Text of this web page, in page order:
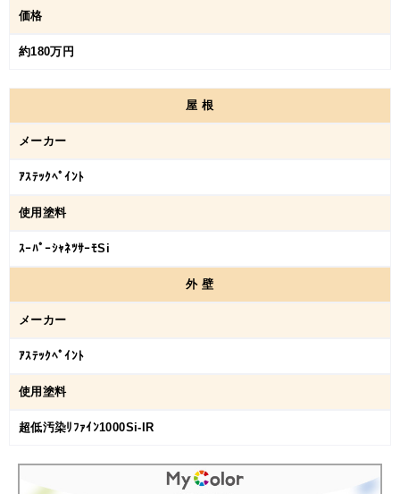
価格
約180万円
屋根
メーカー
ｱｽﾃｯｸﾍﾟｲﾝﾄ
使用塗料
ｽｰﾊﾟｰｼｬﾈﾂｻｰﾓSi
外壁
メーカー
ｱｽﾃｯｸﾍﾟｲﾝﾄ
使用塗料
超低汚染ﾘﾌｧｲﾝ1000Si-IR